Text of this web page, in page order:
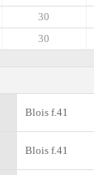
30
30
Blois f.41
Blois f.41